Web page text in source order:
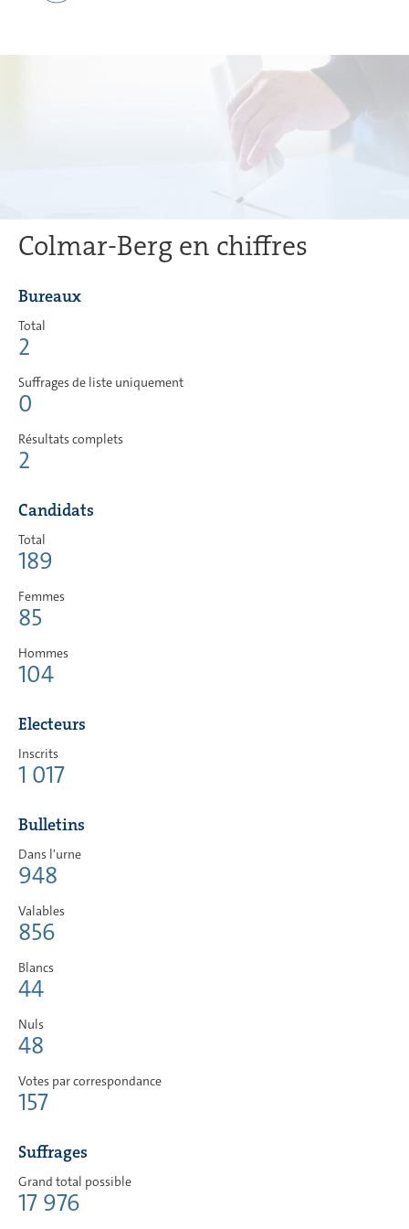
Colmar-Berg en chiffres
Bureaux
Total
2
Suffrages de liste uniquement
0
Résultats complets
2
Candidats
Total
189
Femmes
85
Hommes
104
Electeurs
Inscrits
1 017
Bulletins
Dans l'urne
948
Valables
856
Blancs
44
Nuls
48
Votes par correspondance
157
Suffrages
Grand total possible
17 976